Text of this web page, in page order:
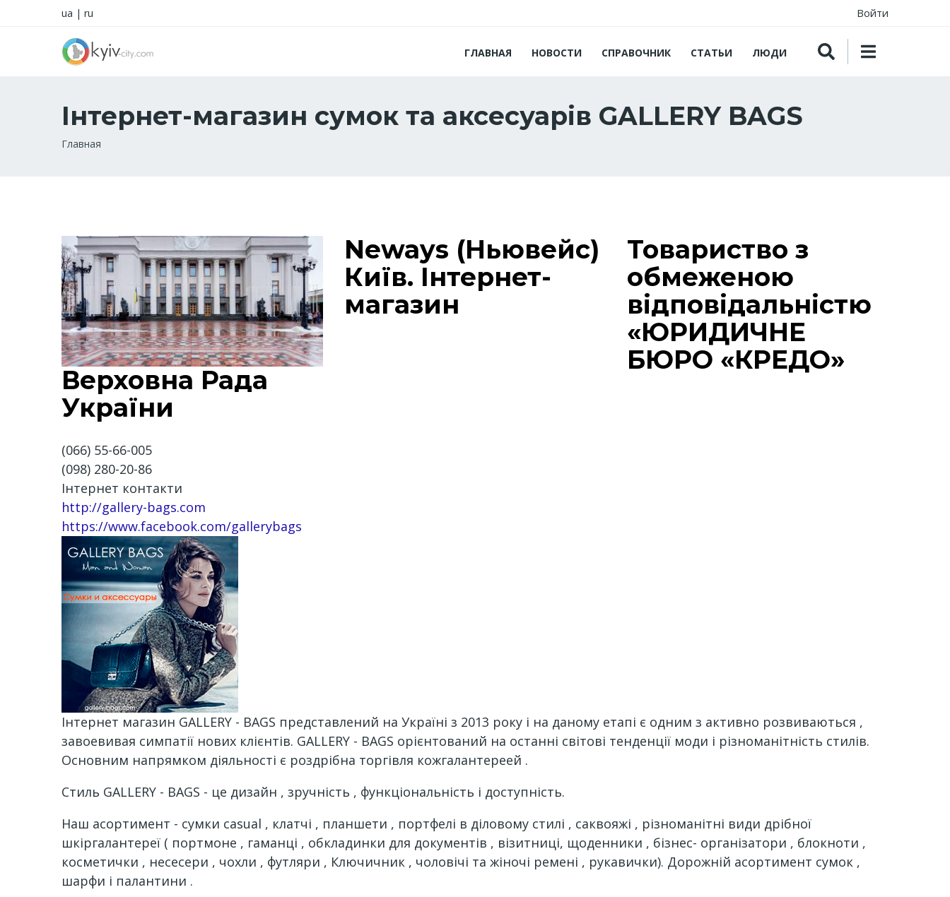
ua | ru Войти
ГЛАВНАЯ НОВОСТИ СПРАВОЧНИК СТАТЬИ ЛЮДИ
Інтернет-магазин сумок та аксесуарів GALLERY BAGS
Строка
Главная
Верховна Рада
України
Neways (Ньювейс)
Київ. Інтернет-
магазин
Товариство з
обмеженою
відповідальністю
«ЮРИДИЧНЕ
БЮРО «КРЕДО»
(066) 55-66-005
(098) 280-20-86
Інтернет контакти
http://gallery-bags.com
https://www.facebook.com/gallerybags
Інтернет магазин GALLERY - BAGS представлений на Україні з 2013 року і на даному етапі є одним з активно розвиваються ,
завoевивая симпатії нових клієнтів. GALLERY - BAGS орієнтований на останні світові тенденції моди і різноманітність стилів.
Основним напрямком діяльності є роздрібна торгівля кожгалантереей .
Стиль GALLERY - BAGS - це дизайн , зручність , функціональність і доступність.
Наш асортимент - сумки casual , клатчі , планшети , портфелі в діловому стилі , саквояжі , різноманітні види дрібної
шкіргалантереї ( портмоне , гаманці , обкладинки для документів , візитниці, щоденники , бізнес- організатори , блокноти ,
косметички , несесери , чохли , футляри , Ключичник , чоловічі та жіночі ремені , рукавички). Дорожній асортимент сумок ,
шарфи і палантини .